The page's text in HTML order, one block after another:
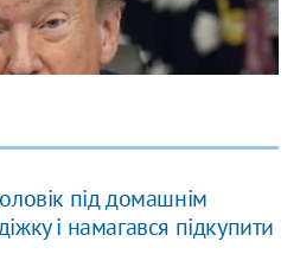
під домашнім
і намагався підкупити